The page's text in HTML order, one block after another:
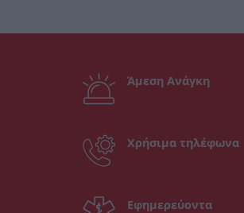
Άμεση Ανάγκη
Χρήσιμα τηλέφωνα
Εφημερεύοντα